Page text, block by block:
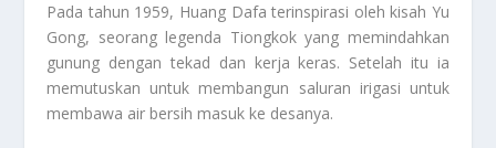
Pada tahun 1959, Huang Dafa terinspirasi oleh kisah Yu
Gong, seorang legenda Tiongkok yang memindahkan
gunung dengan tekad dan kerja keras. Setelah itu ia
memutuskan untuk membangun saluran irigasi untuk
membawa air bersih masuk ke desanya.